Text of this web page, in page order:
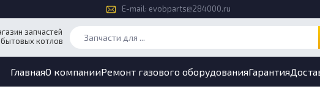
E-mail: evobparts@284000.ru
запчастей
котлов
ГлавнаяО компанииРемонт газового оборудованияГарантия